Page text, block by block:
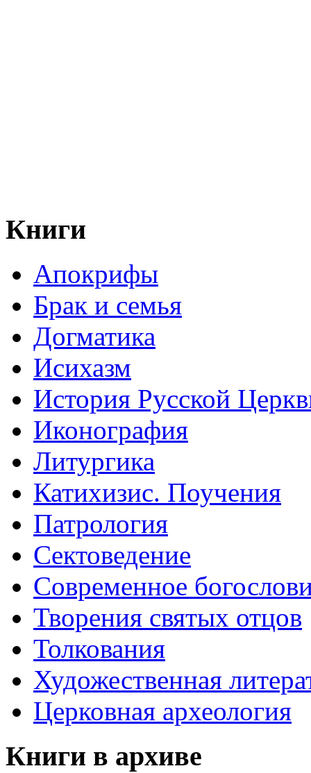
Книги
Апокрифы
Брак и семья
Догматика
Исихазм
История Русской
Иконография
Литургика
Катихизис. Поучения
Патрология
Сектоведение
Современное
Творения святых отцов
Толкования
Художественная
Церковная археология
Книги в архиве